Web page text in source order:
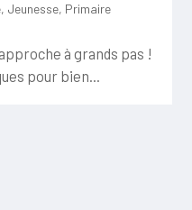
, Jeunesse, Primaire
à grands pas !
pour bien...